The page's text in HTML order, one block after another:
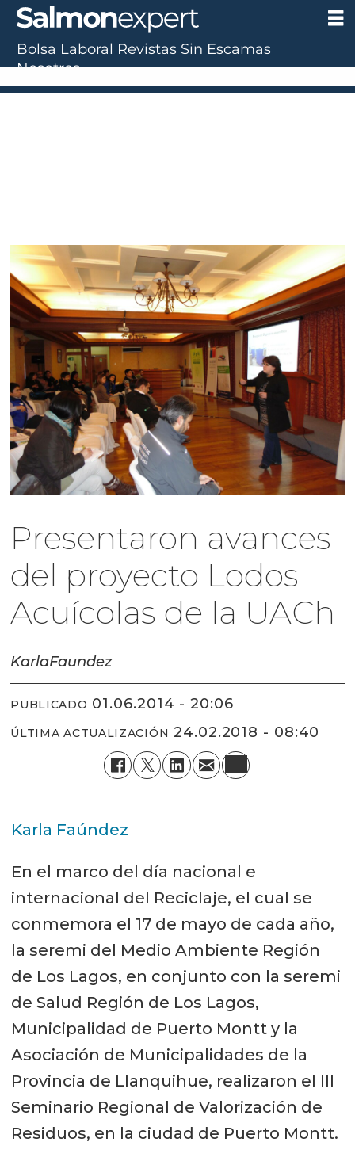
Presentaron avances
del proyecto Lodos
Acuícolas de la UACh
KarlaFaundez
PUBLICADO 01.06.2014 - 20:06
ÚLTIMA ACTUALIZACIÓN 24.02.2018 - 08:40
Karla Faúndez
En el marco del día nacional e
internacional del Reciclaje, el cual se
conmemora el 17 de mayo de cada año,
la seremi del Medio Ambiente Región
de Los Lagos, en conjunto con la seremi
de Salud Región de Los Lagos,
Municipalidad de Puerto Montt y la
Asociación de Municipalidades de la
Provincia de Llanquihue, realizaron el III
Seminario Regional de Valorización de
Residuos, en la ciudad de Puerto Montt.
Bolsa Laboral Revistas Sin Escamas
Nosotros